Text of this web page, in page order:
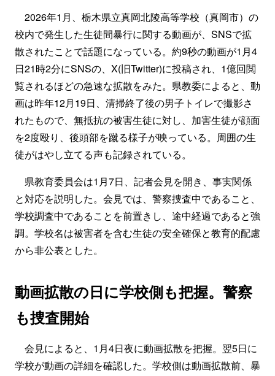
2026年1月、栃木県立真岡北陵高等学校（真岡市）の
校内で発生した生徒間暴行に関する動画が、SNSで拡
散されたことで話題になっている。約9秒の動画が1月4
日21時2分にSNSの、X(旧Twitter)に投稿され、1億回閲
覧されるほどの急速な拡散をみた。県教委によると、動
画は昨年12月19日、清掃終了後の男子トイレで撮影さ
れたもので、無抵抗の被害生徒に対し、加害生徒が顔面
を2度殴り、後頭部を蹴る様子が映っている。周囲の生
徒がはやし立てる声も記録されている。
県教育委員会は1月7日、記者会見を開き、事実関係
と対応を説明した。会見では、警察捜査中であること、
学校調査中であることを前置きし、途中経過であると強
調。学校名は被害者を含む生徒の安全確保と教育的配慮
から非公表とした。
動画拡散の日に学校側も把握。警察
も捜査開始
会見によると、1月4日夜に動画拡散を把握。翌5日に
学校が動画の詳細を確認した。学校側は動画拡散前、暴